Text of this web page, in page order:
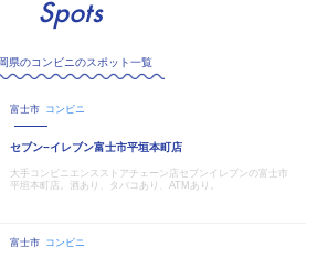
Spots
県のコンビニのスポット一覧
富士市 コンビニ
セブン−イレブン富士市平垣本町店
大手コンビニエンスストアチェーン店セブンイレブンの富士市
平垣本町店。酒あり、タバコあり、ATMあり。
富士市 コンビニ